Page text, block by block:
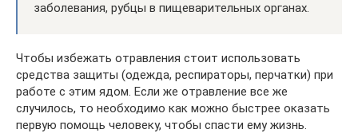
заболевания, рубцы в пищеварительных органах.
Чтобы избежать отравления стоит использовать
средства защиты (одежда, респираторы, перчатки) при
работе с этим ядом. Если же отравление все же
случилось, то необходимо как можно быстрее оказать
первую помощь человеку, чтобы спасти ему жизнь.